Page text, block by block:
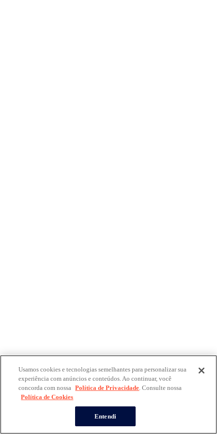
Usamos cookies e tecnologias semelhantes para personalizar sua
experiência com anúncios e conteúdos. Ao continuar, você
concorda com nossa Política de Privacidade. Consulte nossa
Política de Cookies
Entendi